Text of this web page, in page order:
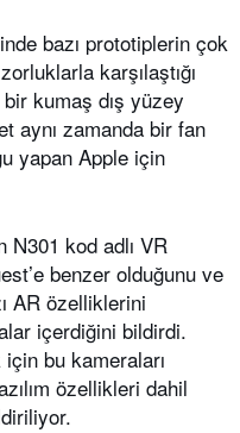
bazı prototiplerin çok
karşılaştığı
bir kumaş dış yüzey
aynı zamanda bir fan
yapan Apple için
N301 kod adlı VR
benzer olduğunu ve
AR özelliklerini
içerdiğini bildirdi.
bu kameraları
özellikleri dahil